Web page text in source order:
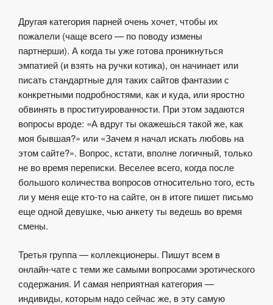
Другая категория парней очень хочет, чтобы их
пожалели (чаще всего — по поводу измены
партнерши). А когда ты уже готова проникнуться
эмпатией (и взять на ручки котика), он начинает или
писать стандартные для таких сайтов фантазии с
конкретными подробностями, как и куда, или яростно
обвинять в проституированности. При этом задаются
вопросы вроде: «А вдруг ты окажешься такой же, как
моя бывшая?» или «Зачем я начал искать любовь на
этом сайте?». Вопрос, кстати, вполне логичный, только
не во время переписки. Веселее всего, когда после
большого количества вопросов относительно того, есть
ли у меня еще кто-то на сайте, он в итоге пишет письмо
еще одной девушке, чью анкету ты ведешь во время
смены.
Третья группа — коллекционеры. Пишут всем в
онлайн-чате с теми же самыми вопросами эротического
содержания. И самая неприятная категория —
индивиды, которым надо сейчас же, в эту самую